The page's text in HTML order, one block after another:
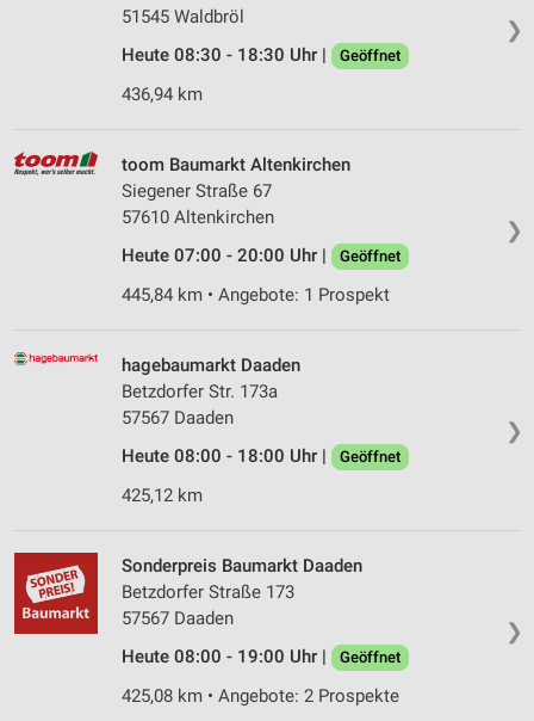
❯
51545 Waldbröl
Heute 08:30 - 18:30 Uhr |
Geöffnet
436,94 km
❯
toom Baumarkt Altenkirchen
Siegener Straße 67
57610 Altenkirchen
Heute 07:00 - 20:00 Uhr |
Geöffnet
445,84 km • Angebote: 1 Prospekt
❯
hagebaumarkt Daaden
Betzdorfer Str. 173a
57567 Daaden
Heute 08:00 - 18:00 Uhr |
Geöffnet
425,12 km
❯
Sonderpreis Baumarkt Daaden
Betzdorfer Straße 173
57567 Daaden
Heute 08:00 - 19:00 Uhr |
Geöffnet
425,08 km • Angebote: 2 Prospekte